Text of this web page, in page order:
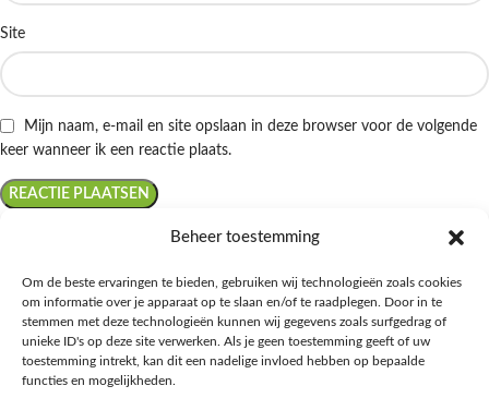
Beheer toestemming
Om de beste ervaringen te bieden, gebruiken wij technologieën zoals cookies
om informatie over je apparaat op te slaan en/of te raadplegen. Door in te
stemmen met deze technologieën kunnen wij gegevens zoals surfgedrag of
unieke ID's op deze site verwerken. Als je geen toestemming geeft of uw
toestemming intrekt, kan dit een nadelige invloed hebben op bepaalde
functies en mogelijkheden.
Site
Mijn naam, e-mail en site opslaan in deze browser voor de volgende
keer wanneer ik een reactie plaats.
Ontdek de beste keto-vriendelijke keuzes van Albert Heijn, verrijk je
kennis met onze diepgaande blogs over het keto-dieet, en deel jouw
favoriete keto recepten in onze bruisende online gemeenschap!